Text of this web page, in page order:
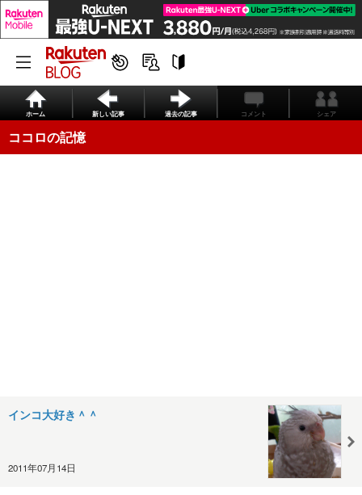
ホーム 新しい記事 過去の記事 コメント シェア
ココロの記憶
インコ大好き＾＾
2011年07月14日